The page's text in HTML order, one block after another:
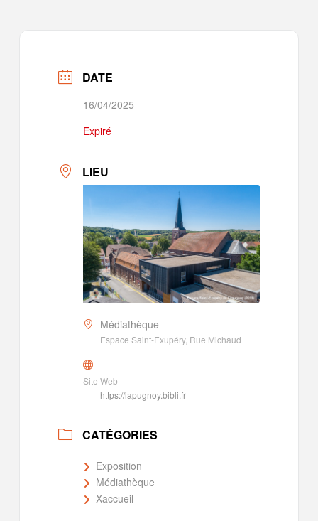
DATE
16/04/2025
Expiré
LIEU
Médiathèque
Espace Saint-Exupéry, Rue Michaud
Site Web
https://lapugnoy.bibli.fr
CATÉGORIES
Exposition
Médiathèque
Xaccueil